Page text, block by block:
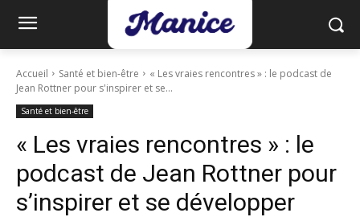
Accueil Santé et bien-être
« Les vraies rencontres » : le podcast de
Jean Rottner pour s'inspirer et se...
Santé et bien-être
« Les vraies rencontres » : le
podcast de Jean Rottner pour
s’inspirer et se développer